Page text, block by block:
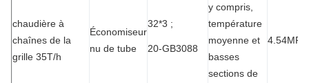
chaudière à
chaînes de la
grille 35T/h
Économiseur
nu de tube
32*3 ;
20-GB3088
y compris,
température
moyenne et
basses
sections de
4.54MPa